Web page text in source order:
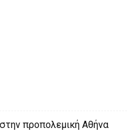
προπολεμική Αθήνα